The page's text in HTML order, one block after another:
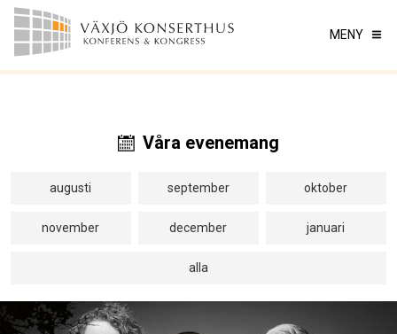
MENY
Våra evenemang
augusti september oktober
november december januari
alla